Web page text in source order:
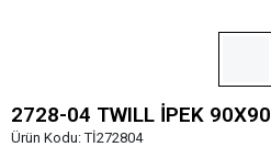
2728-04 TWILL İPEK 90X90
Ürün Kodu:Tİ272804